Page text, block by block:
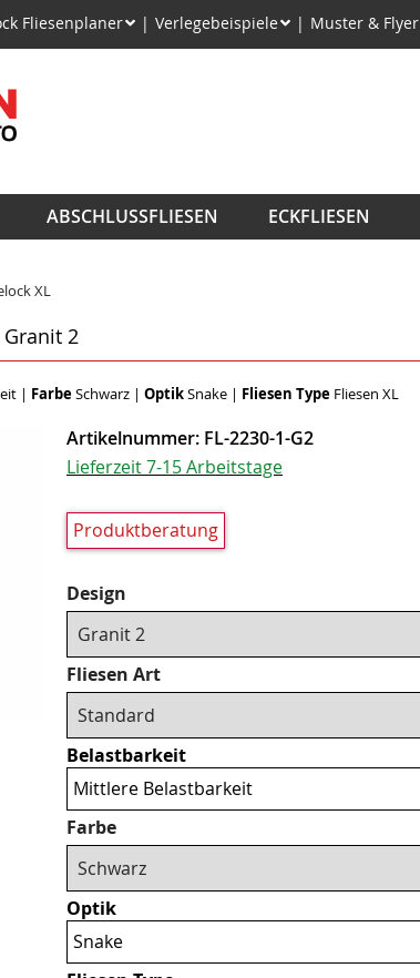
Fliesenplaner Verlegebeispiele Muster & Flyer
ABSCHLUSSFLIESEN ECKFLIESEN
XL
Granit 2
| FarbeSchwarz | OptikSnake | Fliesen Type Fliesen XL
Artikelnummer: FL-2230-1-G2
Lieferzeit 7-15 Arbeitstage
Produktberatung
Pflichtfeld
Design
Pflichtfeld
Fliesen Art
Belastbarkeit
Mittlere Belastbarkeit
Pflichtfeld
Farbe
Optik
Snake